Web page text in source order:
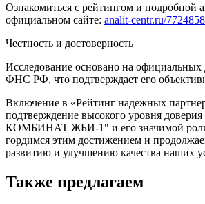
Ознакомиться с рейтингом и подробной
официальном сайте: analit-centr.ru/
Честность и достоверность
Исследование основано на официальных
ФНС РФ, что подтверждает его
Включение в «Рейтинг надежных
подтверждение высокого уровня
КОМБИНАТ ЖБИ-1" и его значимой
гордимся этим достижением и
развитию и улучшению качества наших
Также предлагаем